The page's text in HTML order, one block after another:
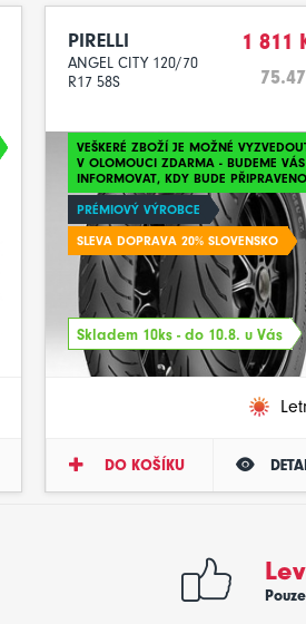
PIRELLI
ANGEL CITY 120/70
R17 58S
1 811
VEŠKERÉ ZBOŽÍ JE MOŽNÉ
V OLOMOUCI ZDARMA - BUDEME VÁS
INFORMOVAT, KDY BUDE
PRÉMIOVÝ VÝROBCE
SLEVA DOPRAVA 20% SLOVENSKO
Skladem 10ks - do 10.8. u Vás
DO KOŠÍKU